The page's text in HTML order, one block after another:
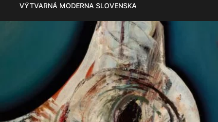
VÝTVARNÁ MODERNA SLOVENSKA